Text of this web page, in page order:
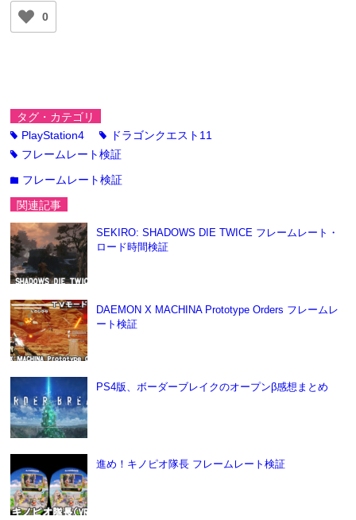
0
タグ・カテゴリ
tag PlayStation4 tag ドラゴンクエスト11
tag フレームレート検証
folder フレームレート検証
関連記事
SEKIRO: SHADOWS DIE TWICE フレームレート・
ロード時間検証
DAEMON X MACHINA Prototype Orders フレームレ
ート検証
PS4版、ボーダーブレイクのオープンβ感想まとめ
進め！キノピオ隊長 フレームレート検証